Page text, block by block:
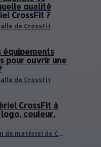
de CrossFit
qualité
CrossFit ?
de CrossFit
équipements
pour ouvrir une
Personnalisation de matériel de CrossFit
CrossFit à
couleur,